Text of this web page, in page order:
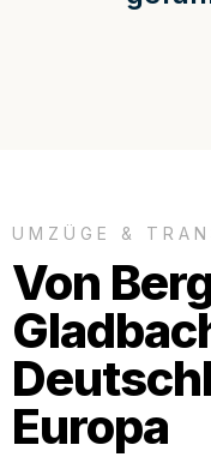
UMZÜGE &
Von
Europa